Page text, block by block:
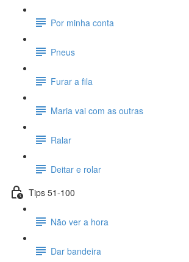
Por minha conta
Pneus
Furar a fila
Maria vai com as outras
Ralar
Deitar e rolar
Tips 51-100
Não ver a hora
Dar bandeira